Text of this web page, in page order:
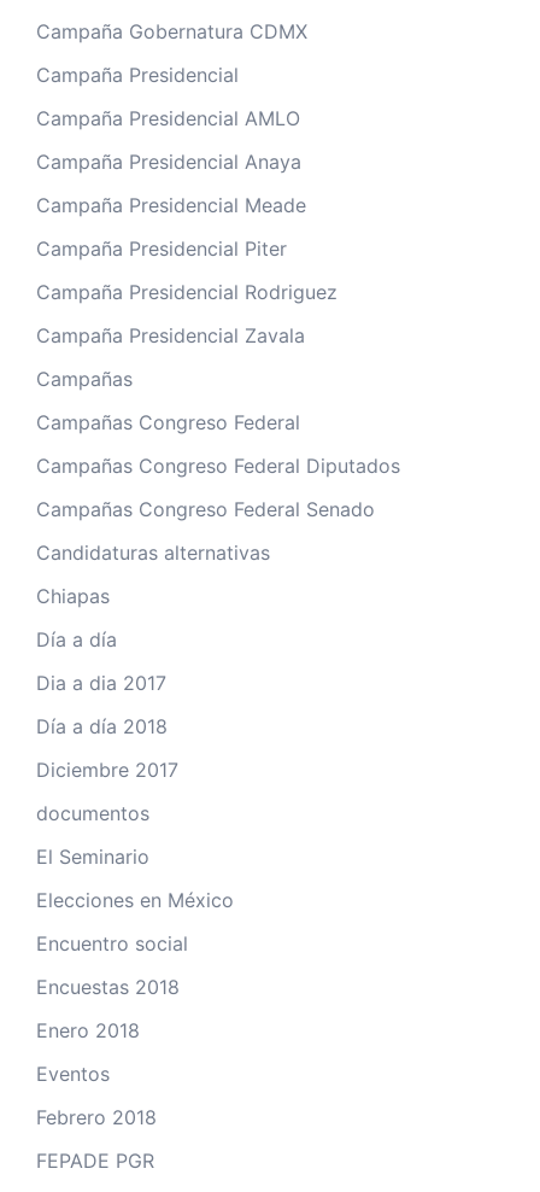
Campaña Gobernatura CDMX
Campaña Presidencial
Campaña Presidencial AMLO
Campaña Presidencial Anaya
Campaña Presidencial Meade
Campaña Presidencial Piter
Campaña Presidencial Rodriguez
Campaña Presidencial Zavala
Campañas
Campañas Congreso Federal
Campañas Congreso Federal Diputados
Campañas Congreso Federal Senado
Candidaturas alternativas
Chiapas
Día a día
Dia a dia 2017
Día a día 2018
Diciembre 2017
documentos
El Seminario
Elecciones en México
Encuentro social
Encuestas 2018
Enero 2018
Eventos
Febrero 2018
FEPADE PGR